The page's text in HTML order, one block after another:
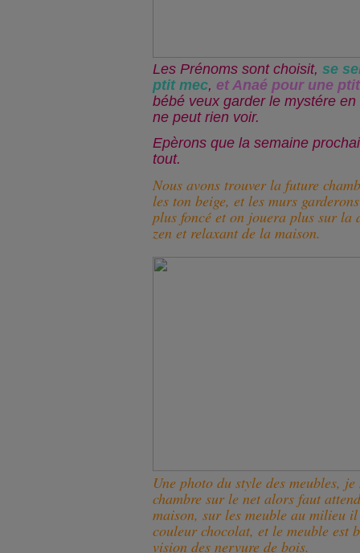
Les Prénoms sont choisit, se
ptit mec, et Anaé pour une
bébé veux garder le mystére
ne peut rien voir.
Epèrons que la semaine
tout.
Nous avons trouver la future
les ton beige, et les murs
plus foncé et on jouera plus sur la
zen et relaxant de la maison.
Une photo du style des meubles,
chambre sur le net alors faut
maison, sur les meuble au milieu
couleur chocolat, et le meuble est
vision des nervure de bois.